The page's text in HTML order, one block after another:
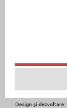
Design şi dezvoltare: